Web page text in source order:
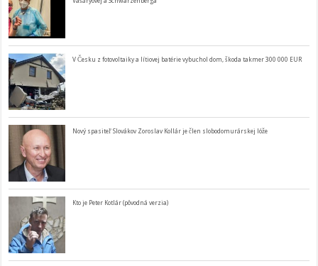
V Česku z fotovoltaiky a lítiovej batérie vybuchol dom, škoda takmer 300 000 EUR
Nový spasiteľ Slovákov Zoroslav Kollár je člen slobodomurárskej lóže
Kto je Peter Kotlár (pôvodná verzia)